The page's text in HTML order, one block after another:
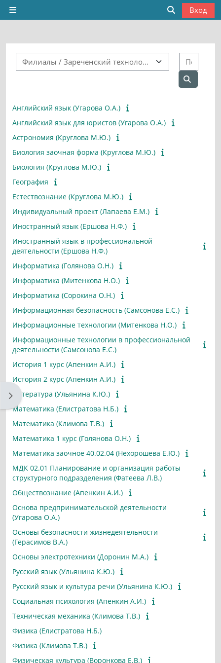
Перейти к основному содержанию
Боковая панель
Изменить
Вход
Открыть боковую панель
Категории курсов
Поиск
Английский язык (Угарова О.А.)
Английский язык для юристов (Угарова О.А.)
Астрономия (Круглова М.Ю.)
Биология заочная форма (Круглова М.Ю.)
Биология (Круглова М.Ю.)
География
Естествознание (Круглова М.Ю.)
Индивидуальный проект (Лапаева Е.М.)
Иностранный язык (Ершова Н.Ф.)
Иностранный язык в профессиональной
деятельности (Ершова Н.Ф.)
Информатика (Голянова О.Н.)
Информатика (Митенкова Н.О.)
Информатика (Сорокина О.Н.)
Информационная безопасность (Самсонова Е.С.)
Информационные технологии (Митенкова Н.О.)
Информационные технологии в профессиональной
деятельности (Самсонова Е.С.)
История 1 курс (Апенкин А.И.)
История 2 курс (Апенкин А.И.)
Литература (Ульянина К.Ю.)
Математика (Елистратова Н.Б.)
Математика (Климова Т.В.)
Математика 1 курс (Голянова О.Н.)
Математика заочное 40.02.04 (Нехорошева Е.Ю.)
МДК 02.01 Планирование и организация работы
структурного подразделения (Фатеева Л.В.)
Обществознание (Апенкин А.И.)
Основа предпринимательской деятельности
(Угарова О.А.)
Основы безопасности жизнедеятельности
(Герасимов В.А.)
Основы электротехники (Доронин М.А.)
Русский язык (Ульянина К.Ю.)
Русский язык и культура речи (Ульянина К.Ю.)
Социальная психология (Апенкин А.И.)
Техническая механика (Климова Т.В.)
Физика (Елистратова Н.Б.)
Физика (Климова Т.В.)
Физическая культура (Воронкова Е.В.)